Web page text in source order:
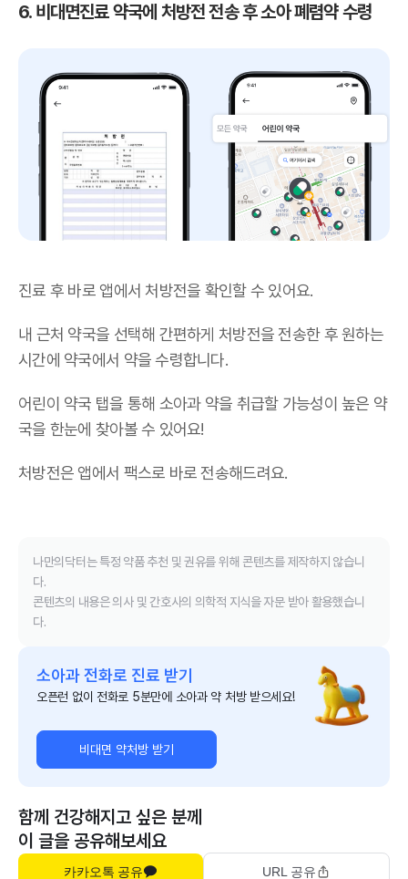
6. 비대면진료 약국에 처방전 전송 후 소아 폐렴약 수령
진료 후 바로 앱에서 처방전을 확인할 수 있어요.
내 근처 약국을 선택해 간편하게 처방전을 전송한 후 원하는
시간에 약국에서 약을 수령합니다.
어린이 약국 탭을 통해 소아과 약을 취급할 가능성이 높은 약
국을 한눈에 찾아볼 수 있어요!
처방전은 앱에서 팩스로 바로 전송해드려요.
나만의닥터는 특정 약품 추천 및 권유를 위해 콘텐츠를 제작하지 않습니
다.
콘텐츠의 내용은 의사 및 간호사의 의학적 지식을 자문 받아 활용했습니
다.
소아과 전화로 진료 받기
오픈런 없이 전화로 5분만에 소아과 약 처방 받으세요!
비대면 약처방 받기
함께 건강해지고 싶은 분께
이 글을 공유해보세요
카카오톡 공유 URL 공유